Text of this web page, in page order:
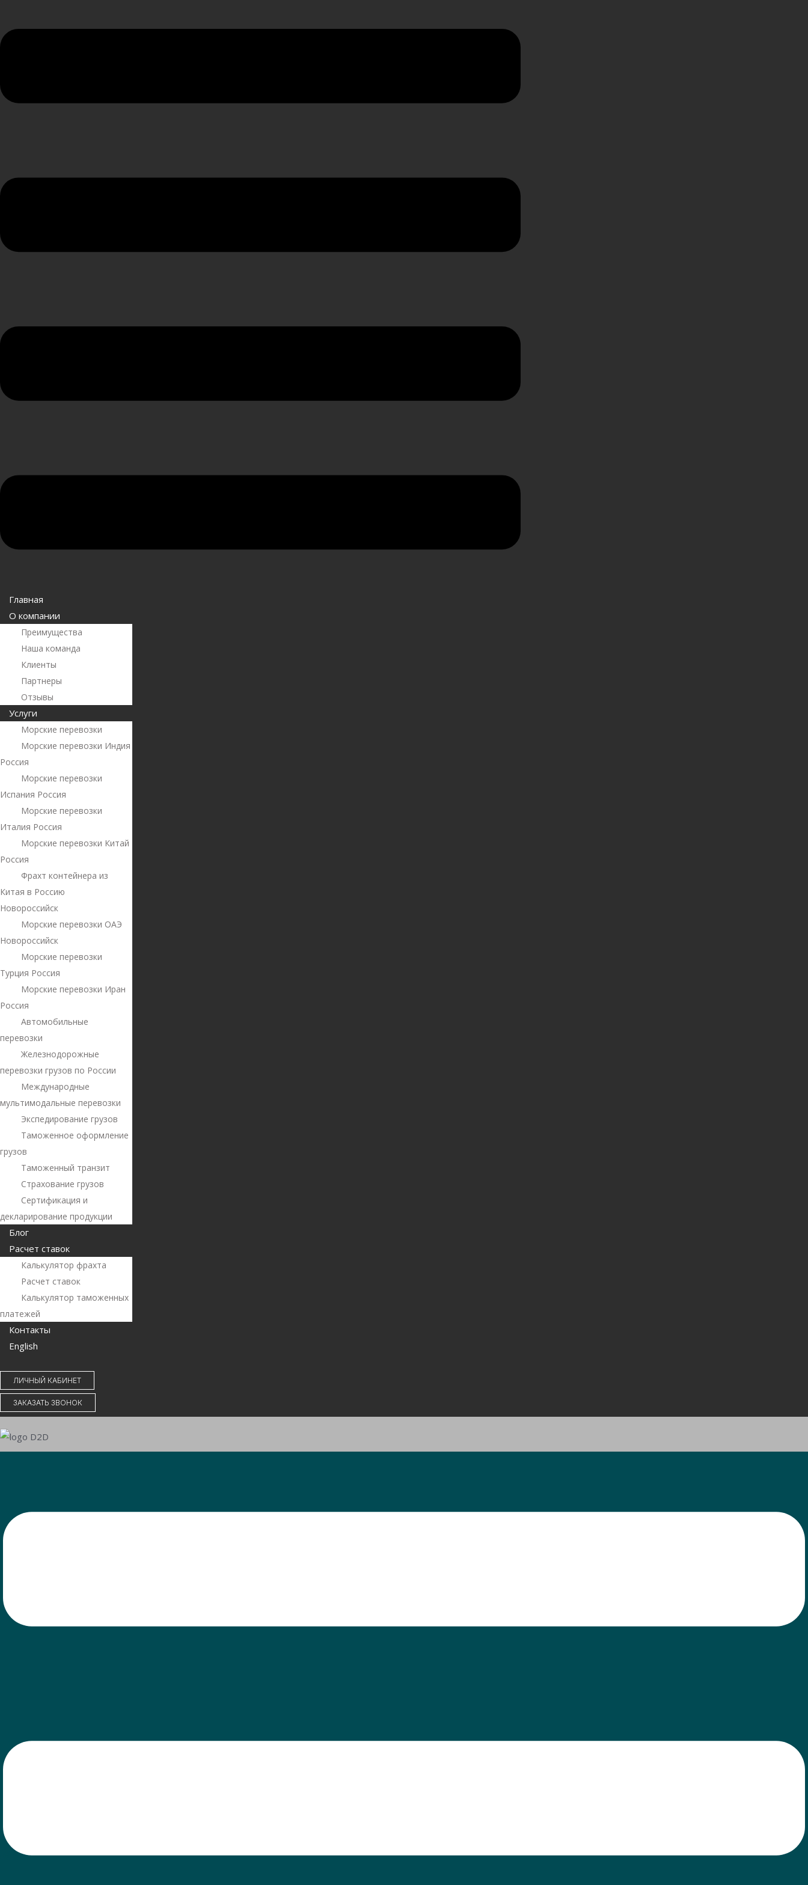
Главная
О компании
Преимущества
Наша команда
Клиенты
Партнеры
Отзывы
Услуги
Морские перевозки
Морские перевозки Индия
Россия
Морские перевозки
Испания Россия
Морские перевозки
Италия Россия
Морские перевозки Китай
Россия
Фрахт контейнера из
Китая в Россию
Новороссийск
Морские перевозки ОАЭ
Новороссийск
Морские перевозки
Турция Россия
Морские перевозки Иран
Россия
Автомобильные
перевозки
Железнодорожные
перевозки грузов по России
Международные
мультимодальные перевозки
Экспедирование грузов
Таможенное оформление
грузов
Таможенный транзит
Страхование грузов
Сертификация и
декларирование продукции
Блог
Расчет ставок
Калькулятор фрахта
Расчет ставок
Калькулятор таможенных
платежей
Контакты
English
ЛИЧНЫЙ КАБИНЕТ
ЗАКАЗАТЬ ЗВОНОК